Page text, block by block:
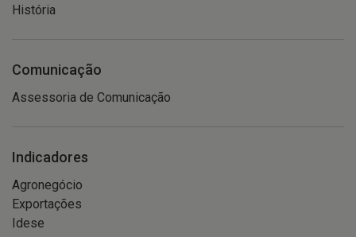
História
Comunicação
Assessoria de Comunicação
Indicadores
Agronegócio
Exportações
Idese